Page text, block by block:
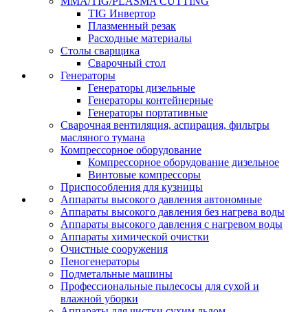
TIG Инвертор
Плазменный резак
Расходные материалы
Столы сварщика
Сварочный стол
Генераторы
Генераторы дизельные
Генераторы контейнерные
Генераторы портативные
Сварочная вентиляция, аспирация, фильтры
масляного тумана
Компрессорное оборудование
Компрессорное оборудование дизельное
Винтовые компрессоры
Приспособления для кузницы
Аппараты высокого давления автономные
Аппараты высокого давления без нагрева воды
Аппараты высокого давления с нагревом воды
Аппараты химической очистки
Очистные сооружения
Пеногенераторы
Подметальные машины
Профессиональные пылесосы для сухой и
влажной уборки